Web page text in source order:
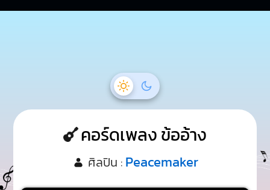
คอร์ดเพลง ข้ออ้าง
ศิลปิน : Peacemaker